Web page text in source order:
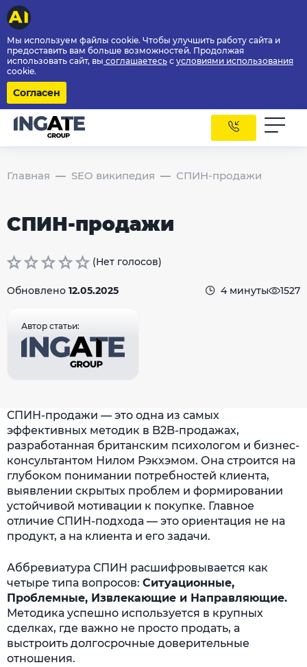
Мы используем файлы cookie. Чтобы улучшить работу сайта и
предоставить вам больше возможностей. Продолжая
использовать сайт, вы соглашаетесь с условиями использования
cookie.
Согласен
Главная SEO википедия СПИН-продажи
СПИН-продажи
(Нет голосов)
Обновлено 12.05.2025 4 минуты 1527
Автор статьи:
СПИН-продажи — это одна из самых
эффективных методик в B2B-продажах,
разработанная британским психологом и бизнес-
консультантом Нилом Рэкхэмом. Она строится на
глубоком понимании потребностей клиента,
выявлении скрытых проблем и формировании
устойчивой мотивации к покупке. Главное
отличие СПИН-подхода — это ориентация не на
продукт, а на клиента и его задачи.
Аббревиатура СПИН расшифровывается как
четыре типа вопросов: Ситуационные,
Проблемные, Извлекающие и Направляющие.
Методика успешно используется в крупных
сделках, где важно не просто продать, а
выстроить долгосрочные доверительные
отношения.